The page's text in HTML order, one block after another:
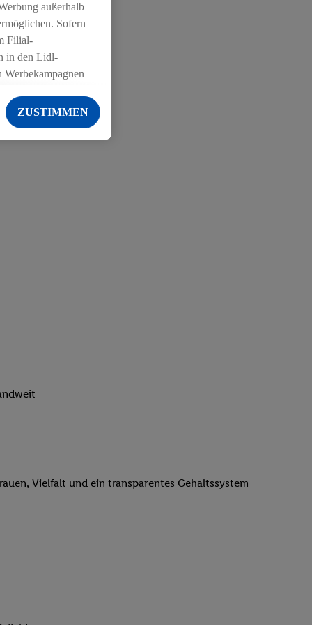
Vielfalt und ein transparentes Gehaltssystem
außerhalb
Sofern
Filial-
in den Lidl-
Diensten
der Lidl-Dienste,
Geschlecht -
auch
in Ihr
daraus eine
Partner
die Technologie für
anhand der IP-
von Utiq
Durch einen
ZUSTIMMEN